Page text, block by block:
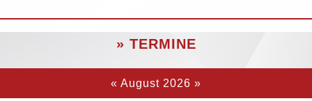
» TERMINE
« August 2026 »